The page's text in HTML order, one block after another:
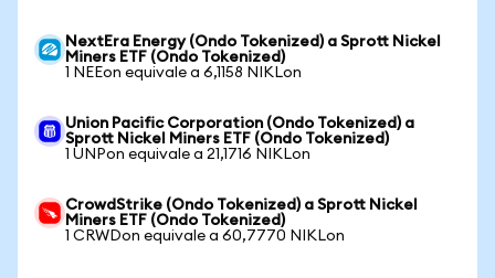
NextEra Energy (Ondo Tokenized) a Sprott Nickel
Miners ETF (Ondo Tokenized)
1 NEEon equivale a 6,1158 NIKLon
Union Pacific Corporation (Ondo Tokenized) a
Sprott Nickel Miners ETF (Ondo Tokenized)
1 UNPon equivale a 21,1716 NIKLon
CrowdStrike (Ondo Tokenized) a Sprott Nickel
Miners ETF (Ondo Tokenized)
1 CRWDon equivale a 60,7770 NIKLon